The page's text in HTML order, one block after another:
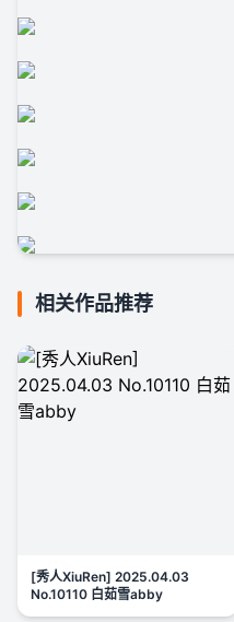
相关作品推荐
[秀人XiuRen] 2025.04.03
No.10110 白茹雪abby